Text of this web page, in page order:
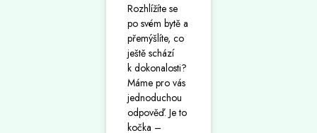
Rozhlížíte se
po svém bytě a
přemýšlíte, co
ještě schází
k dokonalosti?
Máme pro vás
jednoduchou
odpověď. Je to
kočka –